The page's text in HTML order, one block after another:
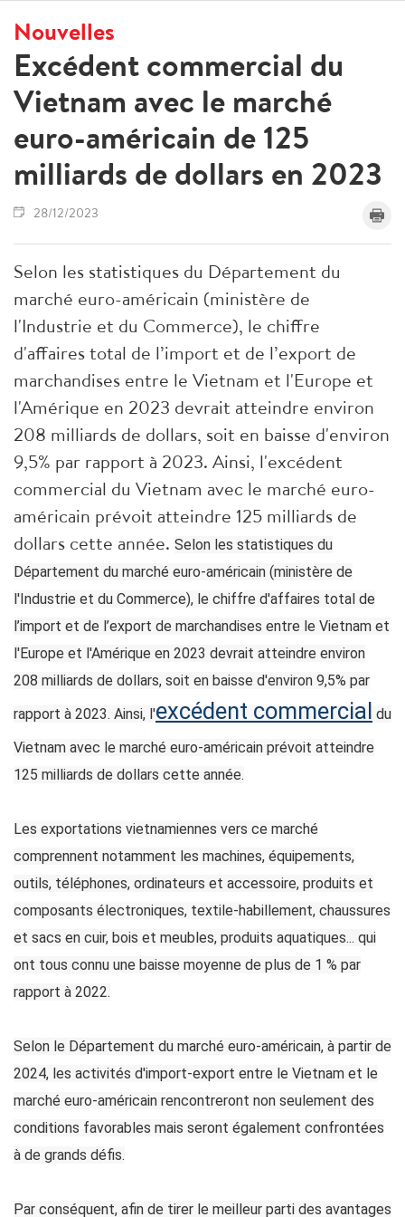
Nouvelles
Excédent commercial du
Vietnam avec le marché
euro-américain de 125
milliards de dollars en 2023
28/12/2023
Selon les statistiques du Département du
marché euro-américain (ministère de
l'Industrie et du Commerce), le chiffre
d'affaires total de l’import et de l’export de
marchandises entre le Vietnam et l'Europe et
l'Amérique en 2023 devrait atteindre environ
208 milliards de dollars, soit en baisse d'environ
9,5% par rapport à 2023. Ainsi, l'excédent
commercial du Vietnam avec le marché euro-
américain prévoit atteindre 125 milliards de
dollars cette année. Selon les statistiques du
Département du marché euro-américain (ministère de
l'Industrie et du Commerce), le chiffre d'affaires total de
l’import et de l’export de marchandises entre le Vietnam et
l'Europe et l'Amérique en 2023 devrait atteindre environ
208 milliards de dollars, soit en baisse d'environ 9,5% par
rapport à 2023. Ainsi, l'excédent commercial du
Vietnam avec le marché euro-américain prévoit atteindre
125 milliards de dollars cette année.
Les exportations vietnamiennes vers ce marché
comprennent notamment les machines, équipements,
outils, téléphones, ordinateurs et accessoire, produits et
composants électroniques, textile-habillement, chaussures
et sacs en cuir, bois et meubles, produits aquatiques... qui
ont tous connu une baisse moyenne de plus de 1 % par
rapport à 2022.
Selon le Département du marché euro-américain, à partir de
2024, les activités d'import-export entre le Vietnam et le
marché euro-américain rencontreront non seulement des
conditions favorables mais seront également confrontées
à de grands défis.
Par conséquent, afin de tirer le meilleur parti des avantages